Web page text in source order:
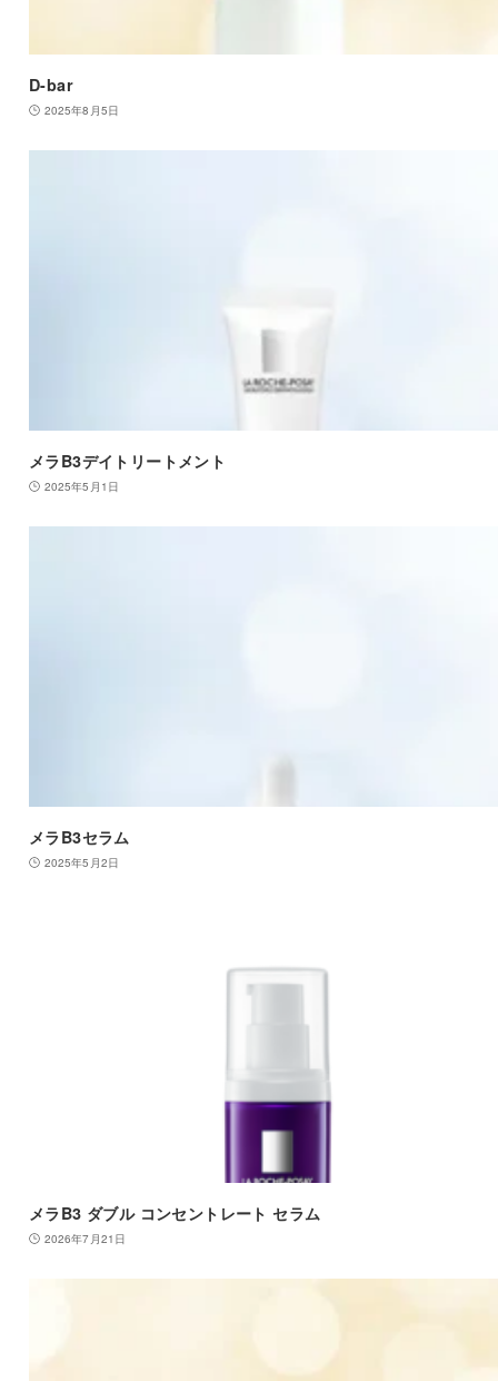
D-bar
2025年8月5日
メラB3デイトリートメント
2025年5月1日
メラB3セラム
2025年5月2日
メラB3 ダブル コンセントレート セラム
2026年7月21日